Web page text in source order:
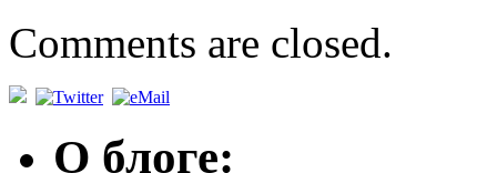
Comments are closed.
О блоге: